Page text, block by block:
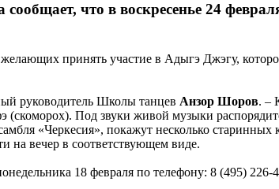
что в воскресенье 24
принять участие в Адыгэ Джэгу, которое
руководитель Школы танцев Анзор Шоров. –
(скоморох). Под звуки живой музыки
«Черкесия», покажут несколько
на вечер в соответствующем виде.
18 февраля по телефону: 8 (495) 226-